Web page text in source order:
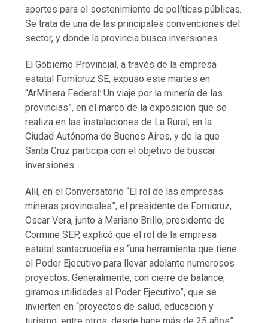
aportes para el sostenimiento de políticas públicas.
Se trata de una de las principales convenciones del
sector, y donde la provincia busca inversiones.
El Gobierno Provincial, a través de la empresa
estatal Fomicruz SE, expuso este martes en
“ArMinera Federal: Un viaje por la minería de las
provincias”, en el marco de la exposición que se
realiza en las instalaciones de La Rural, en la
Ciudad Autónoma de Buenos Aires, y de la que
Santa Cruz participa con el objetivo de buscar
inversiones.
Allí, en el Conversatorio “El rol de las empresas
mineras provinciales”, el presidente de Fomicruz,
Oscar Vera, junto a Mariano Brillo, presidente de
Cormine SEP, explicó que el rol de la empresa
estatal santacruceña es “una herramienta que tiene
el Poder Ejecutivo para llevar adelante numerosos
proyectos. Generalmente, con cierre de balance,
giramos utilidades al Poder Ejecutivo”, que se
invierten en “proyectos de salud, educación y